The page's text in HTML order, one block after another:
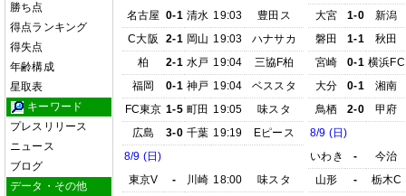
勝ち点
得点ランキング
得失点
年齢構成
星取表
キーワード
プレスリリース
ニュース
ブログ
データ・その他
名古屋 0-1 清水 19:03
豊田ス
C大阪
2-1 岡山 19:03
ハナサカ
柏
2-1 水戸 19:04
三協F柏
福岡
0-1 神戸 19:04
ベススタ
FC東京 1-5 町田 19:05
味スタ
広島
3-0 千葉 19:19
Eピース
8/9 (日)
東京V
- 川崎 18:00
味スタ
大宮
1-0
新潟
磐田
1-1
秋田
宮崎
0-1 横浜FC
大分
0-1
湘南
鳥栖
2-0
甲府
8/9 (日)
いわき
-
今治
山形
- 栃木C